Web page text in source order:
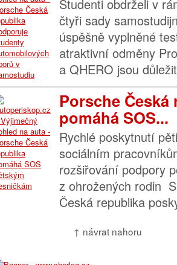
Studenti obdrželi v
čtyři sady
úspěšně vyplněné
atraktivní odměny
a QHERO jsou
Porsche Česká
pomáhá SOS...
Rychlé poskytnutí
sociálním
rozšiřování podpory
z ohrožených rodin
Česká republika
↑ návrat nahoru